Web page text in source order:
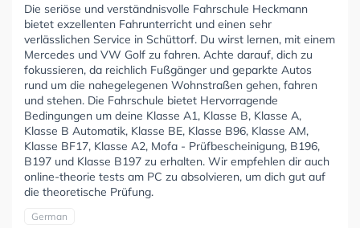
Die seriöse und verständnisvolle Fahrschule Heckmann
bietet exzellenten Fahrunterricht und einen sehr
verlässlichen Service in Schüttorf. Du wirst lernen, mit einem
Mercedes und VW Golf zu fahren. Achte darauf, dich zu
fokussieren, da reichlich Fußgänger und geparkte Autos
rund um die nahegelegenen Wohnstraßen gehen, fahren
und stehen. Die Fahrschule bietet Hervorragende
Bedingungen um deine Klasse A1, Klasse B, Klasse A,
Klasse B Automatik, Klasse BE, Klasse B96, Klasse AM,
Klasse BF17, Klasse A2, Mofa - Prüfbescheinigung, B196,
B197 und Klasse B197 zu erhalten. Wir empfehlen dir auch
online-theorie tests am PC zu absolvieren, um dich gut auf
die theoretische Prüfung.
German